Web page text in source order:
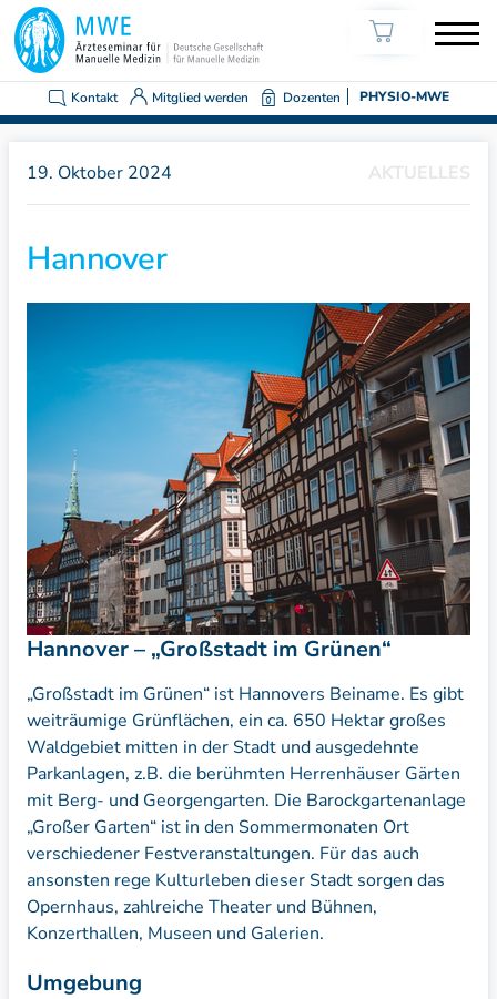
Kontakt Mitglied werden Dozenten PHYSIO-MWE
AKTUELLES
19. Oktober 2024
Hannover
Hannover – „Großstadt im Grünen“
„Großstadt im Grünen“ ist Hannovers Beiname. Es gibt
weiträumige Grünflächen, ein ca. 650 Hektar großes
Waldgebiet mitten in der Stadt und ausgedehnte
Parkanlagen, z.B. die berühmten Herrenhäuser Gärten
mit Berg- und Georgengarten. Die Barockgartenanlage
„Großer Garten“ ist in den Sommermonaten Ort
verschiedener Festveranstaltungen. Für das auch
ansonsten rege Kulturleben dieser Stadt sorgen das
Opernhaus, zahlreiche Theater und Bühnen,
Konzerthallen, Museen und Galerien.
Umgebung